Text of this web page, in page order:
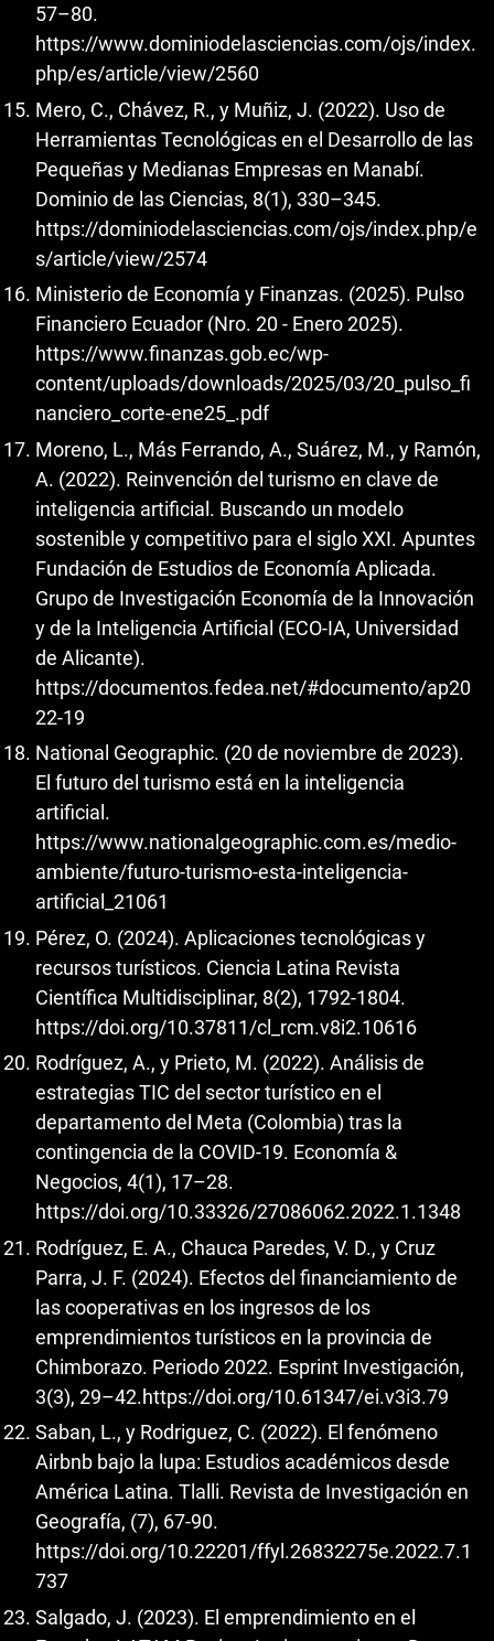
57–80.
https://www.dominiodelasciencias.com/ojs/index.
php/es/article/view/2560
Mero, C., Chávez, R., y Muñiz, J. (2022). Uso de
Herramientas Tecnológicas en el Desarrollo de las
Pequeñas y Medianas Empresas en Manabí.
Dominio de las Ciencias, 8(1), 330–345.
https://dominiodelasciencias.com/ojs/index.php/e
s/article/view/2574
Ministerio de Economía y Finanzas. (2025). Pulso
Financiero Ecuador (Nro. 20 - Enero 2025).
https://www.finanzas.gob.ec/wp-
content/uploads/downloads/2025/03/20_pulso_fi
nanciero_corte-ene25_.pdf
Moreno, L., Más Ferrando, A., Suárez, M., y Ramón,
A. (2022). Reinvención del turismo en clave de
inteligencia artificial. Buscando un modelo
sostenible y competitivo para el siglo XXI. Apuntes
Fundación de Estudios de Economía Aplicada.
Grupo de Investigación Economía de la Innovación
y de la Inteligencia Artificial (ECO-IA, Universidad
de Alicante).
https://documentos.fedea.net/#documento/ap20
22-19
National Geographic. (20 de noviembre de 2023).
El futuro del turismo está en la inteligencia
artificial.
https://www.nationalgeographic.com.es/medio-
ambiente/futuro-turismo-esta-inteligencia-
artificial_21061
Pérez, O. (2024). Aplicaciones tecnológicas y
recursos turísticos. Ciencia Latina Revista
Científica Multidisciplinar, 8(2), 1792-1804.
https://doi.org/10.37811/cl_rcm.v8i2.10616
Rodríguez, A., y Prieto, M. (2022). Análisis de
estrategias TIC del sector turístico en el
departamento del Meta (Colombia) tras la
contingencia de la COVID-19. Economía &
Negocios, 4(1), 17–28.
https://doi.org/10.33326/27086062.2022.1.1348
Rodríguez, E. A., Chauca Paredes, V. D., y Cruz
Parra, J. F. (2024). Efectos del financiamiento de
las cooperativas en los ingresos de los
emprendimientos turísticos en la provincia de
Chimborazo. Periodo 2022. Esprint Investigación,
3(3), 29–42.https://doi.org/10.61347/ei.v3i3.79
Saban, L., y Rodriguez, C. (2022). El fenómeno
Airbnb bajo la lupa: Estudios académicos desde
América Latina. Tlalli. Revista de Investigación en
Geografía, (7), 67-90.
https://doi.org/10.22201/ffyl.26832275e.2022.7.1
737
Salgado, J. (2023). El emprendimiento en el